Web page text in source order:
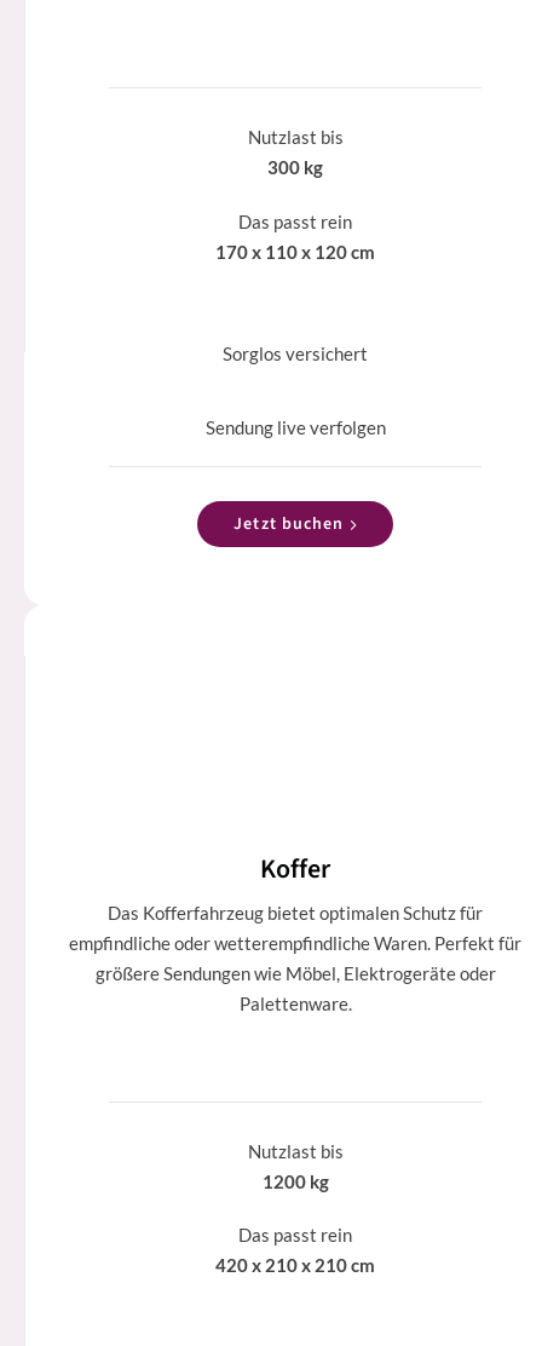
Nutzlast bis
300 kg
Das passt rein
170 x 110 x 120 cm
Sorglos versichert
Sendung live verfolgen
Jetzt buchen
Koffer
Das Kofferfahrzeug bietet optimalen Schutz für
empfindliche oder wetterempfindliche Waren. Perfekt für
größere Sendungen wie Möbel, Elektrogeräte oder
Palettenware.
Nutzlast bis
1200 kg
Das passt rein
420 x 210 x 210 cm